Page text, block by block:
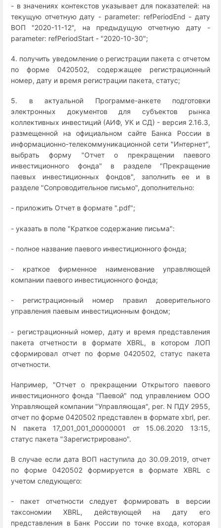
- в значениях контекстов указывает для показателей: на
текущую отчетную дату - parameter: refPeriodEnd - дату
ВОП "2020-11-12", на предыдущую отчетную дату -
parameter: refPeriodStart - "2020-10-30";
4. получить уведомление о регистрации пакета с отчетом
по форме 0420502, содержащее регистрационный
номер, дату и время регистрации пакета, статус;
5. в актуальной Программе-анкете подготовки
электронных документов для субъектов рынка
коллективных инвестиций (АИФ, УК и СД) - версия 2.16.3,
размещенной на официальном сайте Банка России в
информационно-телекоммуникационной сети "Интернет",
выбрать форму "Отчет о прекращении паевого
инвестиционного фонда" в разделе "Прекращение
паевых инвестиционных фондов", заполнить ее и в
разделе "Сопроводительное письмо", дополнительно:
- приложить Отчет в формате ".pdf";
- указать в поле "Краткое содержание письма":
- полное название паевого инвестиционного фонда;
- краткое фирменное наименование управляющей
компании паевого инвестиционного фонда;
- регистрационный номер правил доверительного
управления паевым инвестиционным фондом;
- регистрационный номер, дату и время представления
пакета отчетности в формате XBRL, в котором ЛОП
сформировал отчет по форме 0420502, статус пакета
отчетности.
Например, "Отчет о прекращении Открытого паевого
инвестиционного фонда "Паевой" под управлением ООО
Управляющей компании "Управляющая", рег. N ПДУ 2955,
отчет по форме 0420502 представлен в формате xbrl, рег.
N пакета 17_001_001_00000001 от 15.06.2020 13:15,
статус пакета "Зарегистрировано".
В случае если дата ВОП наступила до 30.09.2019, отчет
по форме 0420502 формируется в формате XBRL с
учетом следующего:
- пакет отчетности следует формировать в версии
таксономии XBRL, действующей на дату его
представления в Банк России по точке входа, которая